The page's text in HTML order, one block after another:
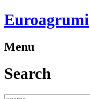
Euroagrumi
Menu
Search